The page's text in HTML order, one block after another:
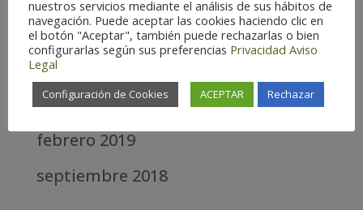
diciembre 2020
abril 2020
marzo 2020
febrero 2019
septiembre 2018
nuestros servicios mediante el análisis de sus hábitos de
navegación. Puede aceptar las cookies haciendo clic en
el botón "Aceptar", también puede rechazarlas o bien
configurarlas según sus preferencias Privacidad Aviso
Legal
Configuración de Cookies ACEPTAR Rechazar